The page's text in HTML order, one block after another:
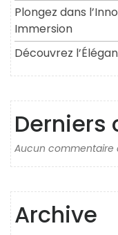
Plongez dans
Immersion
Découvrez
Aucun commentaire
Archive